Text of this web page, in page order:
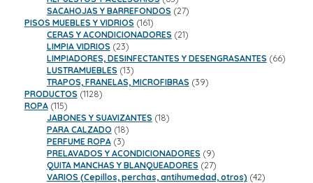
productos
SACAHOJAS Y BARREFONDOS 2727
PISOS MUEBLES Y VIDRIOS 161161
productos
CERAS Y ACONDICIONADORES 2121
LIMPIA VIDRIOS 2323
productos
LIMPIADORES, DESINFECTANTES Y DESENGRASANTES 6666
LUSTRAMUEBLES 1313
productos
TRAPOS, FRANELAS, MICROFIBRAS 3939
PRODUCTOS 11281128
ROPA 115115
productos
JABONES Y SUAVIZANTES 1818
PARA CALZADO 1818
PERFUME ROPA 33
productos
PRELAVADOS Y ACONDICIONADORES 99
productos
QUITA MANCHAS Y BLANQUEADORES 2727
productos
VARIOS (Cepillos, perchas, antihumedad, otros) 4242